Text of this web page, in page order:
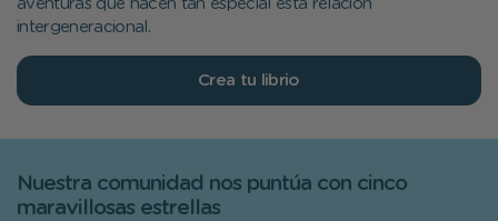
aventuras que hacen tan especial esta relación
intergeneracional.
Crea tu librio
Nuestra comunidad nos puntúa con cinco
maravillosas estrellas